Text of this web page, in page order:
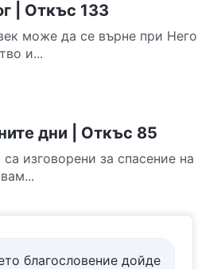
| Откъс 133
може да се върне при Него
и...
дни | Откъс 85
изговорени за спасение на
благословение дойде